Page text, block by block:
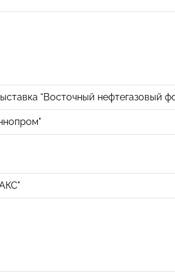
“Восточный нефтегазовый